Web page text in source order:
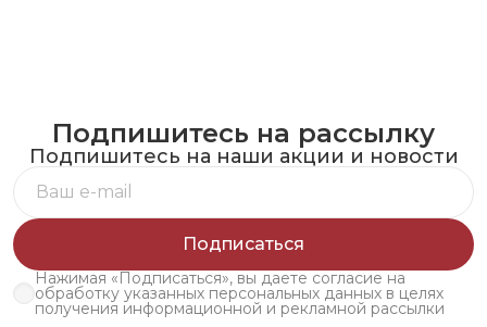
Подпишитесь на рассылку
Подпишитесь на наши акции и новости
Подписаться
Нажимая «Подписаться», вы даете согласие на
обработку указанных персональных данных в целях
получения информационной и рекламной рассылки